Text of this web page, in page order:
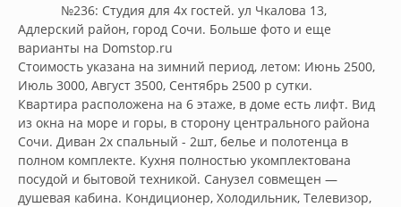
Адлерский район, город Сочи. Больше фото и еще
варианты на Domstop.ru
Стоимость указана на зимний период, летом: Июнь 2500,
Июль 3000, Август 3500, Сентябрь 2500 р сутки.
Квартира расположена на 6 этаже, в доме есть лифт. Вид
из окна на море и горы, в сторону центрального района
Сочи. Диван 2х спальный - 2шт, белье и полотенца в
полном комплекте. Кухня полностью укомплектована
посудой и бытовой техникой. Санузел совмещен —
душевая кабина. Кондиционер, Холодильник, Телевизор,